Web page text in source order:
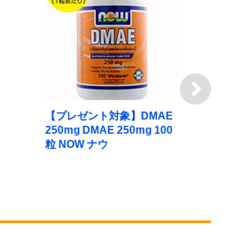
【プレゼント対象】DMAE
250mg DMAE 250mg 100
粒 NOW ナウ